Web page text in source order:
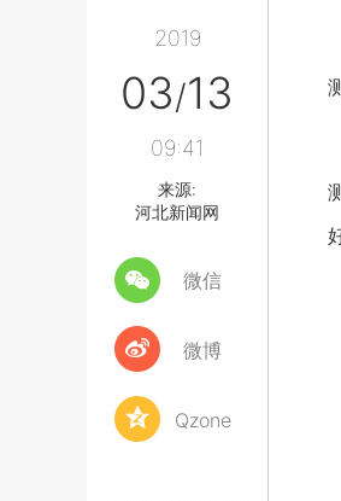
2019
03/13
09:41
来源:
河北新闻网
微信
微博
Qzone